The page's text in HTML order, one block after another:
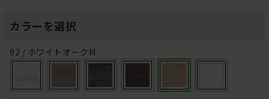
カラーを選択
92 / ホワイトオークM